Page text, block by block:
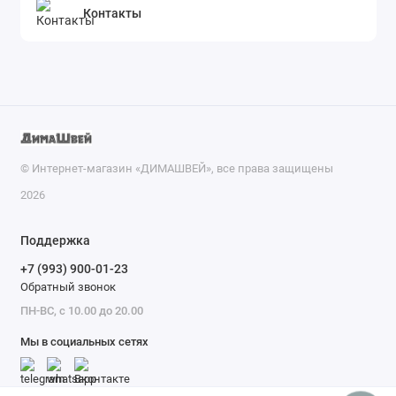
Контакты
© Интернет-магазин «ДИМАШВЕЙ», все права защищены
2026
Поддержка
+7 (993) 900-01-23
Обратный звонок
ПН-ВС, с 10.00 до 20.00
Мы в социальных сетях